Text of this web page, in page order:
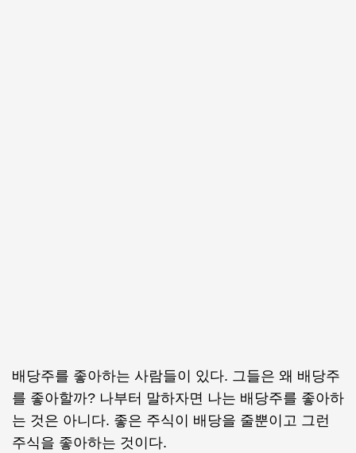
배당주를 좋아하는 사람들이 있다. 그들은 왜 배당주
를 좋아할까? 나부터 말하자면 나는 배당주를 좋아하
는 것은 아니다. 좋은 주식이 배당을 줄뿐이고 그런
주식을 좋아하는 것이다.